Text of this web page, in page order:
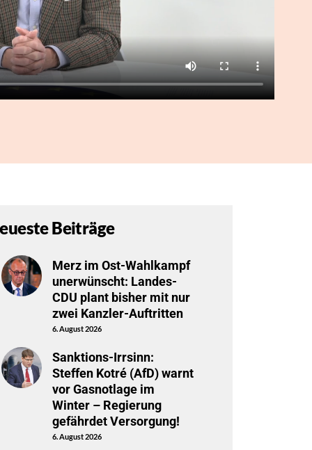
Beiträge
Merz im Ost-Wahlkampf
unerwünscht: Landes-
CDU plant bisher mit nur
zwei Kanzler-Auftritten
6. August 2026
Sanktions-Irrsinn:
Steffen Kotré (AfD) warnt
vor Gasnotlage im
Winter – Regierung
gefährdet Versorgung!
6. August 2026